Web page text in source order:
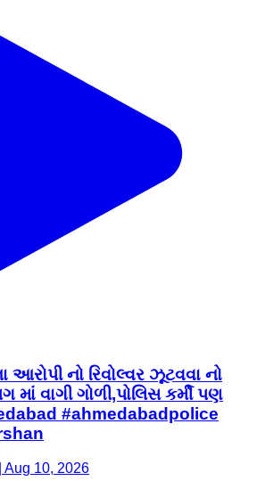
નો રિવોલ્વર ઝૂટવવા નો
વાગી ગોળી,પોલિસ કર્મી પણ
#ahmedabadpolice
Aug 10, 2026